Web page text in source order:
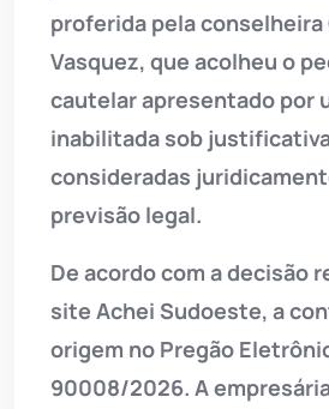
proferida pela conselheira
Vasquez, que acolheu o
cautelar apresentado por
inabilitada sob
consideradas
previsão legal.
De acordo com a decisão
site Achei Sudoeste, a
origem no Pregão
90008/2026. A